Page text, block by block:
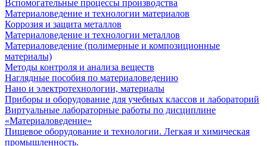
Вспомогательные процессы производства
Материаловедение и технологии материалов
Коррозия и защита металлов
Материаловедение и технологии металлов
Материаловедение (полимерные и композиционные
материалы)
Методы контроля и анализа веществ
Наглядные пособия по материаловедению
Нано и электротехнологии, материалы
Приборы и оборудование для учебных классов и лабораторий
Виртуальные лабораторные работы по дисциплине
«Материаловедение»
Пищевое оборудование и технологии. Легкая и химическая
промышленность.